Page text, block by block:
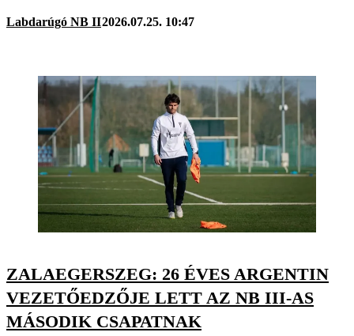
Labdarúgó NB II2026.07.25. 10:47
ZALAEGERSZEG: 26 ÉVES ARGENTIN
VEZETŐEDZŐJE LETT AZ NB III-AS
MÁSODIK CSAPATNAK